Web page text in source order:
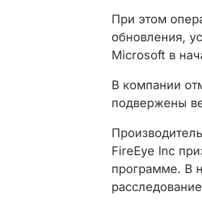
При этом
обновления,
Microsoft в
В компании
подвержены
FireEye Inc
программе. В